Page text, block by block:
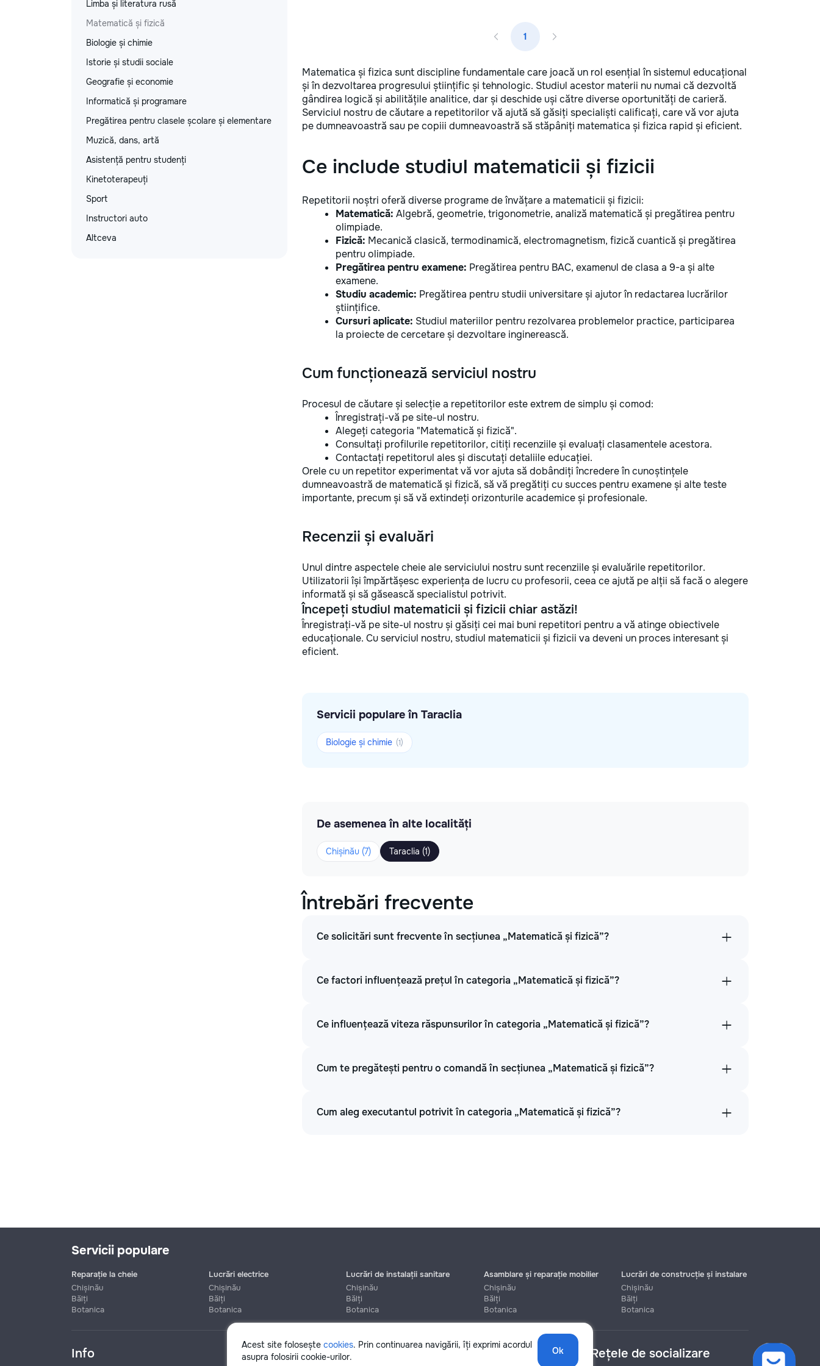
Limba și literatura rusă
Matematică și fizică
Biologie și chimie
Istorie și studii sociale
Geografie și economie
Informatică și programare
Pregătirea pentru clasele școlare și elementare
Muzică, dans, artă
Asistență pentru studenți
Kinetoterapeuți
Sport
Instructori auto
Altceva
1
Matematica și fizica sunt discipline fundamentale care joacă un rol esențial în sistemul educațional
și în dezvoltarea progresului științific și tehnologic. Studiul acestor materii nu numai că dezvoltă
gândirea logică și abilitățile analitice, dar și deschide uși către diverse oportunități de carieră.
Serviciul nostru de căutare a repetitorilor vă ajută să găsiți specialiști calificați, care vă vor ajuta
pe dumneavoastră sau pe copiii dumneavoastră să stăpâniți matematica și fizica rapid și eficient.
Ce include studiul matematicii și fizicii
Repetitorii noștri oferă diverse programe de învățare a matematicii și fizicii:
Matematică: Algebră, geometrie, trigonometrie, analiză matematică și pregătirea pentru
olimpiade.
Fizică: Mecanică clasică, termodinamică, electromagnetism, fizică cuantică și pregătirea
pentru olimpiade.
Pregătirea pentru examene: Pregătirea pentru BAC, examenul de clasa a 9-a și alte
examene.
Studiu academic: Pregătirea pentru studii universitare și ajutor în redactarea lucrărilor
științifice.
Cursuri aplicate: Studiul materiilor pentru rezolvarea problemelor practice, participarea
la proiecte de cercetare și dezvoltare inginerească.
Cum funcționează serviciul nostru
Procesul de căutare și selecție a repetitorilor este extrem de simplu și comod:
Înregistrați-vă pe site-ul nostru.
Alegeți categoria "Matematică și fizică".
Consultați profilurile repetitorilor, citiți recenziile și evaluați clasamentele acestora.
Contactați repetitorul ales și discutați detaliile educației.
Orele cu un repetitor experimentat vă vor ajuta să dobândiți încredere în cunoștințele
dumneavoastră de matematică și fizică, să vă pregătiți cu succes pentru examene și alte teste
importante, precum și să vă extindeți orizonturile academice și profesionale.
Recenzii și evaluări
Unul dintre aspectele cheie ale serviciului nostru sunt recenziile și evaluările repetitorilor.
Utilizatorii își împărtășesc experiența de lucru cu profesorii, ceea ce ajută pe alții să facă o alegere
informată și să găsească specialistul potrivit.
Începeți studiul matematicii și fizicii chiar astăzi!
Înregistrați-vă pe site-ul nostru și găsiți cei mai buni repetitori pentru a vă atinge obiectivele
educaționale. Cu serviciul nostru, studiul matematicii și fizicii va deveni un proces interesant și
eficient.
Servicii populare în Taraclia
Biologie și chimie (1)
De asemenea în alte localități
Chișinău (7) Taraclia (1)
Întrebări frecvente
Ce solicitări sunt frecvente în secțiunea „Matematică și fizică”?
Ce factori influențează prețul în categoria „Matematică și fizică”?
Ce influențează viteza răspunsurilor în categoria „Matematică și fizică”?
Cum te pregătești pentru o comandă în secțiunea „Matematică și fizică”?
Cum aleg executantul potrivit în categoria „Matematică și fizică”?
Acest site folosește cookies. Prin continuarea navigării, îți exprimi acordul
asupra folosirii cookie-urilor.
Ok
Servicii populare
Reparație la cheie
Chișinău
Bălți
Botanica
Lucrări electrice
Chișinău
Bălți
Botanica
Lucrări de instalații sanitare
Chișinău
Bălți
Botanica
Asamblare și reparație mobilier
Chișinău
Bălți
Botanica
Lucrări de construcție și instalare
Chișinău
Bălți
Botanica
Info Ajutor Rețele de socializare